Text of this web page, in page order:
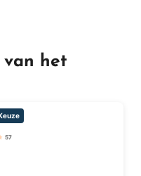
van het
57